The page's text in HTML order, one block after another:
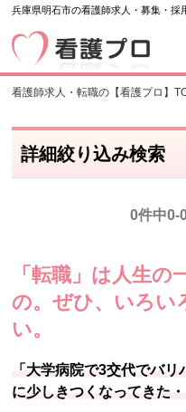
兵庫県明石市の看護師求人・募集・
看護師求人・転職の【看護プロ】
詳細絞り込み検索
0件中0-
「転職」は人生
の。ぜひ、いろい
い。
「大学病院で3交代でバ
に少しきつくなってきた・